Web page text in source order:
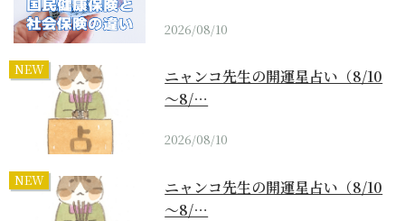
2026/08/10
NEW
ニャンコ先生の開運星占い（8/10
～8/…
2026/08/10
NEW
ニャンコ先生の開運星占い（8/10
～8/…